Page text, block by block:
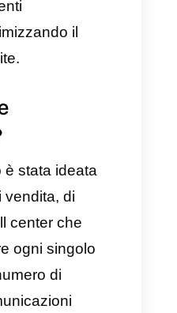
ricordiamo:
condivisa
CRM
dei flussi di
broadcast
con ChatGPT
caratteristiche